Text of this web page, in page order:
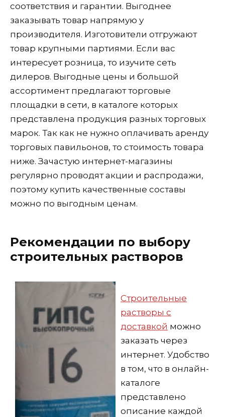
соответствия и гарантии. Выгоднее
заказывать товар напрямую у
производителя. Изготовители отгружают
товар крупными партиями. Если вас
интересует розница, то изучите сеть
дилеров. Выгодные цены и большой
ассортимент предлагают торговые
площадки в сети, в каталоге которых
представлена продукция разных торговых
марок. Так как не нужно оплачивать аренду
торговых павильонов, то стоимость товара
ниже. Зачастую интернет-магазины
регулярно проводят акции и распродажи,
поэтому купить качественные составы
можно по выгодным ценам.
Рекомендации по выбору
строительных растворов
Строительные
растворы с
доставкой можно
заказать через
интернет. Удобство
в том, что в онлайн-
каталоге
представлено
описание каждой